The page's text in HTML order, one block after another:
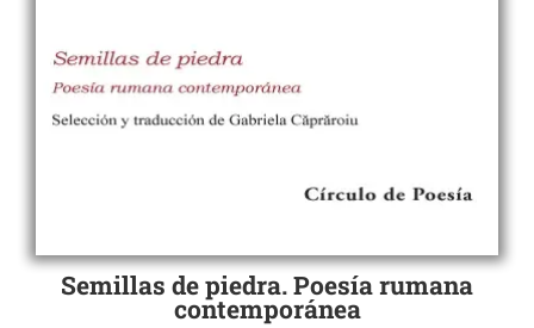
Semillas de piedra. Poesía rumana
contemporánea